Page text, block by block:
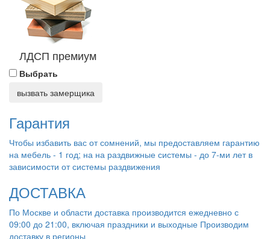
ЛДСП премиум
Выбрать
вызвать замерщика
Гарантия
Чтобы избавить вас от сомнений, мы предоставляем гарантию
на мебель - 1 год; на на раздвижные системы - до 7-ми лет в
зависимости от системы раздвижения
ДОСТАВКА
По Москве и области доставка производится ежедневно с
09:00 до 21:00, включая праздники и выходные Производим
доставку в регионы